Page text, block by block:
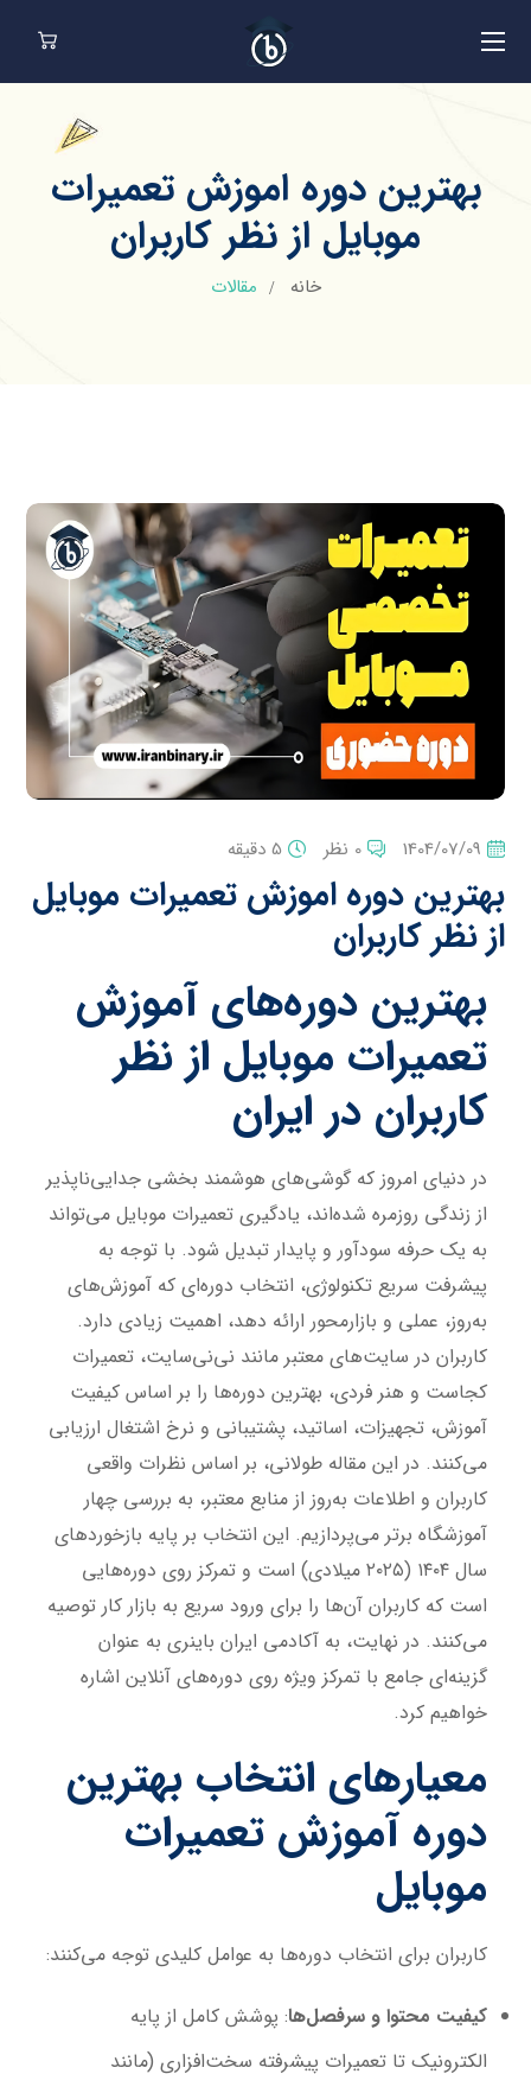
بهترین دوره اموزش تعمیرات
موبایل از نظر کاربران
خانه مقالات
1404/07/09 0 نظر 5 دقیقه
بهترین دوره اموزش تعمیرات موبایل
از نظر کاربران
بهترین دوره‌های آموزش
تعمیرات موبایل از نظر
کاربران در ایران
در دنیای امروز که گوشی‌های هوشمند بخشی جدایی‌ناپذیر
از زندگی روزمره شده‌اند، یادگیری تعمیرات موبایل می‌تواند
به یک حرفه سودآور و پایدار تبدیل شود. با توجه به
پیشرفت سریع تکنولوژی، انتخاب دوره‌ای که آموزش‌های
به‌روز، عملی و بازارمحور ارائه دهد، اهمیت زیادی دارد.
کاربران در سایت‌های معتبر مانند نی‌نی‌سایت، تعمیرات
کجاست و هنر فردی، بهترین دوره‌ها را بر اساس کیفیت
آموزش، تجهیزات، اساتید، پشتیبانی و نرخ اشتغال ارزیابی
می‌کنند. در این مقاله طولانی، بر اساس نظرات واقعی
کاربران و اطلاعات به‌روز از منابع معتبر، به بررسی چهار
آموزشگاه برتر می‌پردازیم. این انتخاب بر پایه بازخوردهای
سال ۱۴۰۴ (۲۰۲۵ میلادی) است و تمرکز روی دوره‌هایی
است که کاربران آن‌ها را برای ورود سریع به بازار کار توصیه
می‌کنند. در نهایت، به آکادمی ایران باینری به عنوان
گزینه‌ای جامع با تمرکز ویژه روی دوره‌های آنلاین اشاره
خواهیم کرد.
معیارهای انتخاب بهترین
دوره آموزش تعمیرات
موبایل
کاربران برای انتخاب دوره‌ها به عوامل کلیدی توجه می‌کنند:
کیفیت محتوا و سرفصل‌ها: پوشش کامل از پایه
الکترونیک تا تعمیرات پیشرفته سخت‌افزاری (مانند